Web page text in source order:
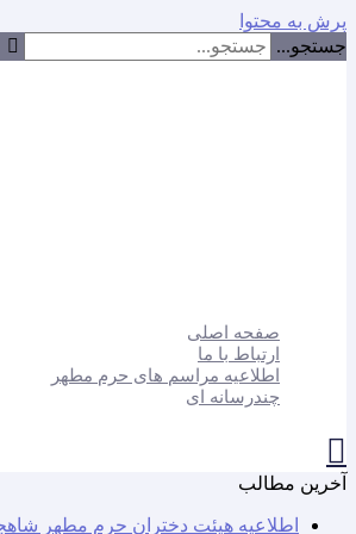
پرش به محتوا
جستجو...
صفحه اصلی
ارتباط با ما
اطلاعیه مراسم های حرم مطهر
چندرسانه ای
آخرین مطالب
اطلاعیه هیئت دختران حرم مطهر